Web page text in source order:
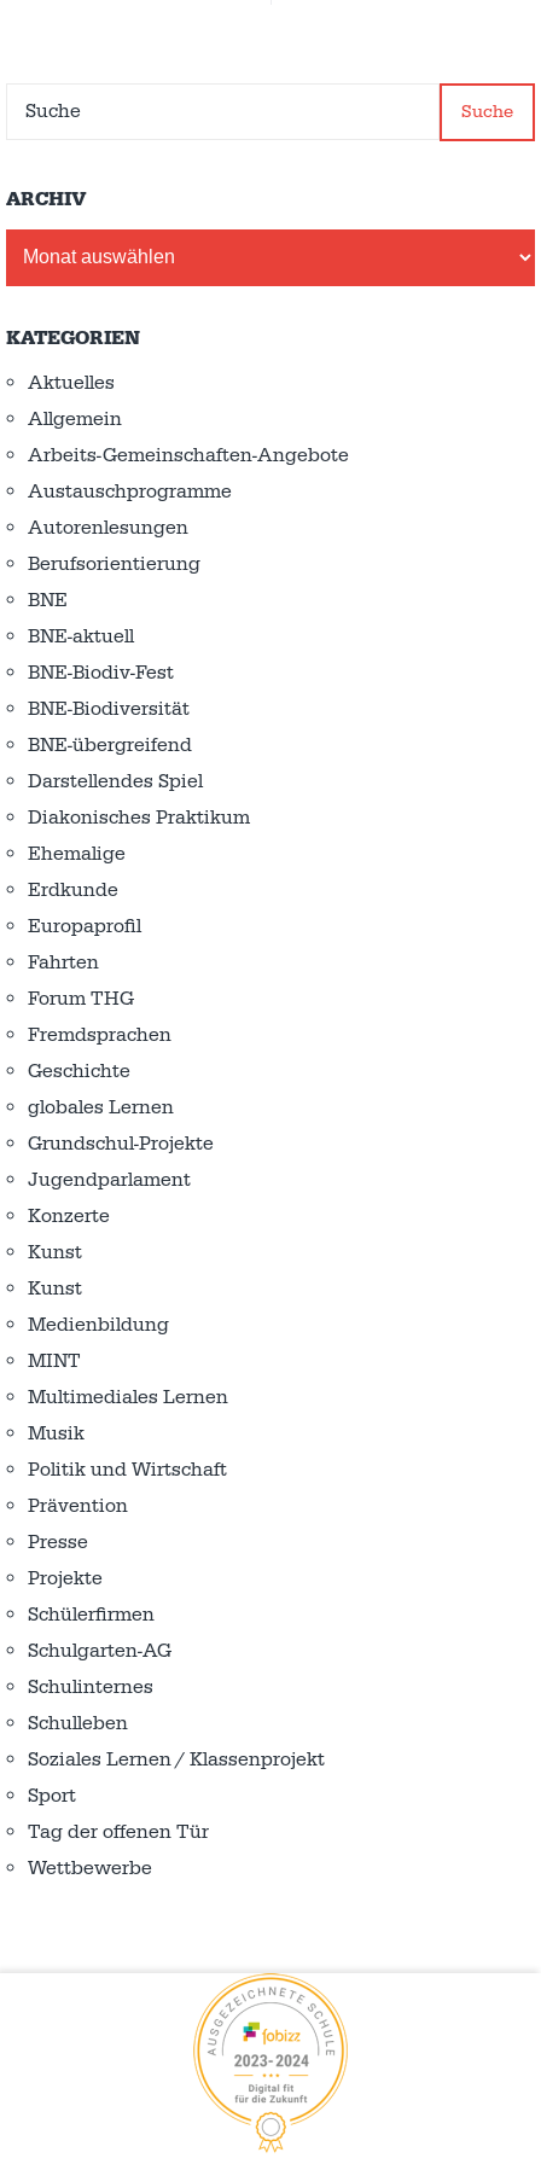
Suche
ARCHIV
KATEGORIEN
Aktuelles
Allgemein
Arbeits-Gemeinschaften-Angebote
Austausch­programme
Autorenlesungen
Berufsorientierung
BNE
BNE-aktuell
BNE-Biodiv-Fest
BNE-Biodiversität
BNE-übergreifend
Darstellendes Spiel
Diakonisches Praktikum
Ehemalige
Erdkunde
Europaprofil
Fahrten
Forum THG
Fremdsprachen
Geschichte
globales Lernen
Grundschul-Projekte
Jugendparlament
Konzerte
Kunst
Kunst
Medienbildung
MINT
Multimediales Lernen
Musik
Politik und Wirtschaft
Prävention
Presse
Projekte
Schülerfirmen
Schulgarten-AG
Schulinternes
Schulleben
Soziales Lernen / Klassenprojekt
Sport
Tag der offenen Tür
Wettbewerbe